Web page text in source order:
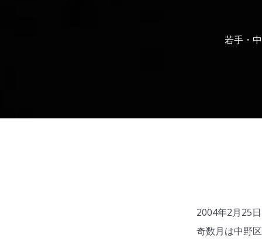
若手・
2004年2月25
奇数月は中野